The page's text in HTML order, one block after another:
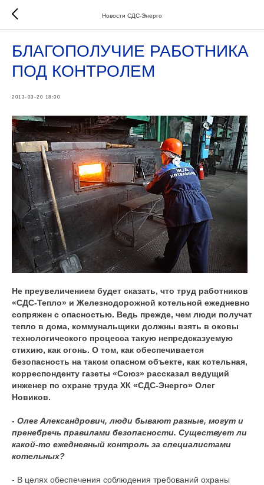
Новости СДС-Энерго
БЛАГОПОЛУЧИЕ РАБОТНИКА
ПОД КОНТРОЛЕМ
2013-03-20 18:00
Не преувеличением будет сказать, что труд работников
«СДС-Тепло» и Железнодорожной котельной ежедневно
сопряжен с опасностью. Ведь прежде, чем люди получат
тепло в дома, коммунальщики должны взять в оковы
технологического процесса такую непредсказуемую
стихию, как огонь. О том, как обеспечивается
безопасность на таком опасном объекте, как котельная,
корреспонденту газеты «Союз» рассказал ведущий
инженер по охране труда ХК «СДС-Энерго» Олег
Новиков.
- Олег Александрович, люди бывают разные, могут и
пренебречь правилами безопасности. Существует ли
какой-то ежедневный контроль за специалистами
котельных?
- В целях обеспечения соблюдения требований охраны